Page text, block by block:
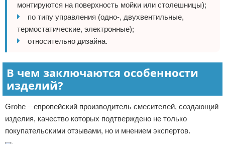
монтируются на поверхность мойки или столешницы);
по типу управления (одно-, двухвентильные,
термостатические, электронные);
относительно дизайна.
В чем заключаются особенности
изделий?
Grohe – европейский производитель смесителей, создающий
изделия, качество которых подтверждено не только
покупательскими отзывами, но и мнением экспертов.